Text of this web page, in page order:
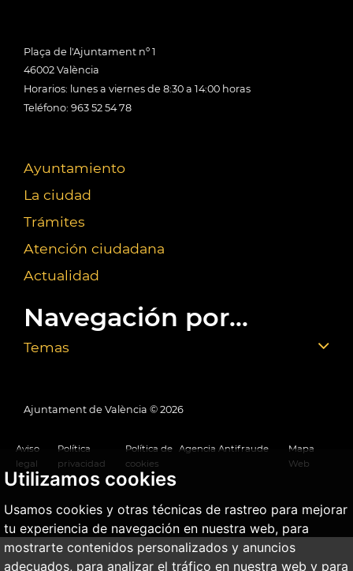
Utilizamos cookies
Usamos cookies y otras técnicas de rastreo para mejorar
tu experiencia de navegación en nuestra web, para
mostrarte contenidos personalizados y anuncios
adecuados, para analizar el tráfico en nuestra web y para
Plaça de l'Ajuntament nº 1
46002 València
Horarios: lunes a viernes de 8:30 a 14:00 horas
Teléfono: 963 52 54 78
Ayuntamiento
La ciudad
Trámites
Atención ciudadana
Actualidad
Navegación por...
Temas
Ajuntament de València © 2026
Aviso
legal
Política
privacidad
Política de
cookies
Agencia Antifraude
Mapa
Web